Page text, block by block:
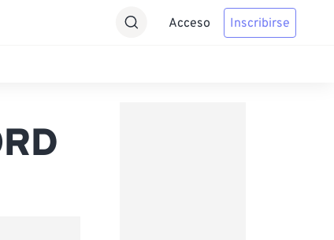
Acceso Inscribirse